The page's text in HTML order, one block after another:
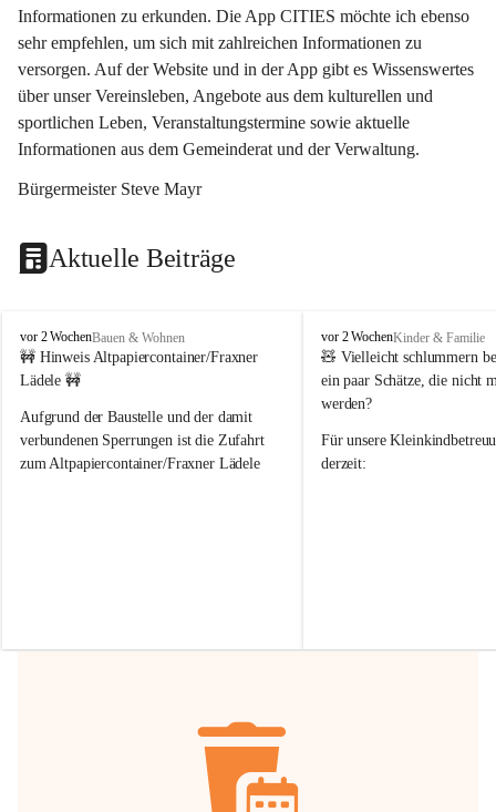
Informationen zu erkunden. Die App CITIES möchte ich ebenso
sehr empfehlen, um sich mit zahlreichen Informationen zu
versorgen. Auf der Website und in der App gibt es Wissenswertes
über unser Vereinsleben, Angebote aus dem kulturellen und
sportlichen Leben, Veranstaltungstermine sowie aktuelle
Informationen aus dem Gemeinderat und der Verwaltung.
Bürgermeister Steve Mayr
Aktuelle Beiträge
F
r
a
e
r
n
vor 2 WochenBauen & Wohnen
🚧 Hinweis Altpapiercontainer/Fraxner
Lädele 🚧
Aufgrund der Baustelle und der damit
verbundenen Sperrungen ist die Zufahrt
zum Altpapiercontainer/Fraxner Lädele
Hilfsbereitschaft!
F
r
a
x
r
n
vor 2 WochenKinder & Familie
🧸 Vielleicht schlummern
ein paar Schätze, die nicht
werden?
Für unsere
derzeit: